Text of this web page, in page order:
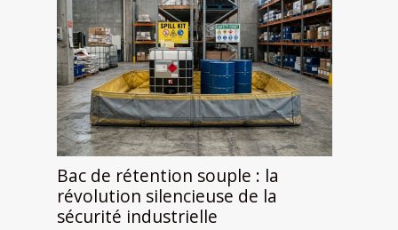
Bac de rétention souple : la
révolution silencieuse de la
sécurité industrielle